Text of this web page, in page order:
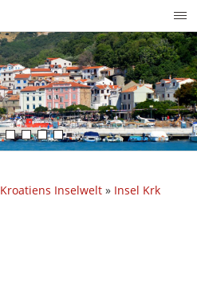
Kroatiens Inselwelt » Insel Krk